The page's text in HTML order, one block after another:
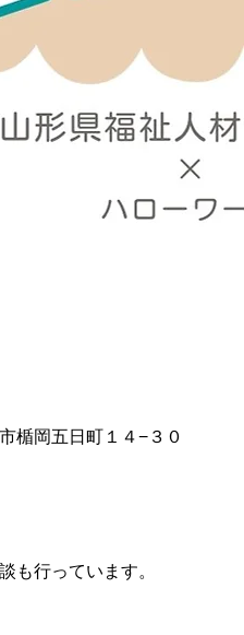
楯岡五日町１４−３０
も行っています。